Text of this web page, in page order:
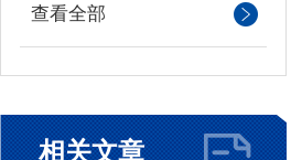
查看全部
相关文章